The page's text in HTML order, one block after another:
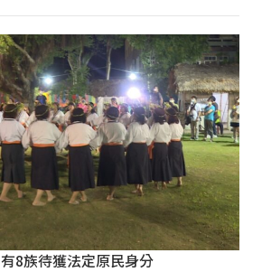
8族待獲法定原民身分